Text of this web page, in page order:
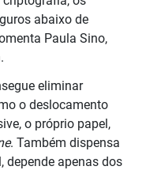
abaixo de
Paula Sino,
eliminar
o deslocamento
o próprio papel,
. Também dispensa
depende apenas dos